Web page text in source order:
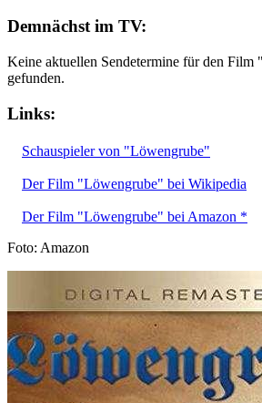
Demnächst im TV:
Keine aktuellen Sendetermine für den Film
gefunden.
Links:
Schauspieler von "Löwengrube"
Der Film "Löwengrube" bei Wikipedia
Der Film "Löwengrube" bei Amazon *
Foto: Amazon